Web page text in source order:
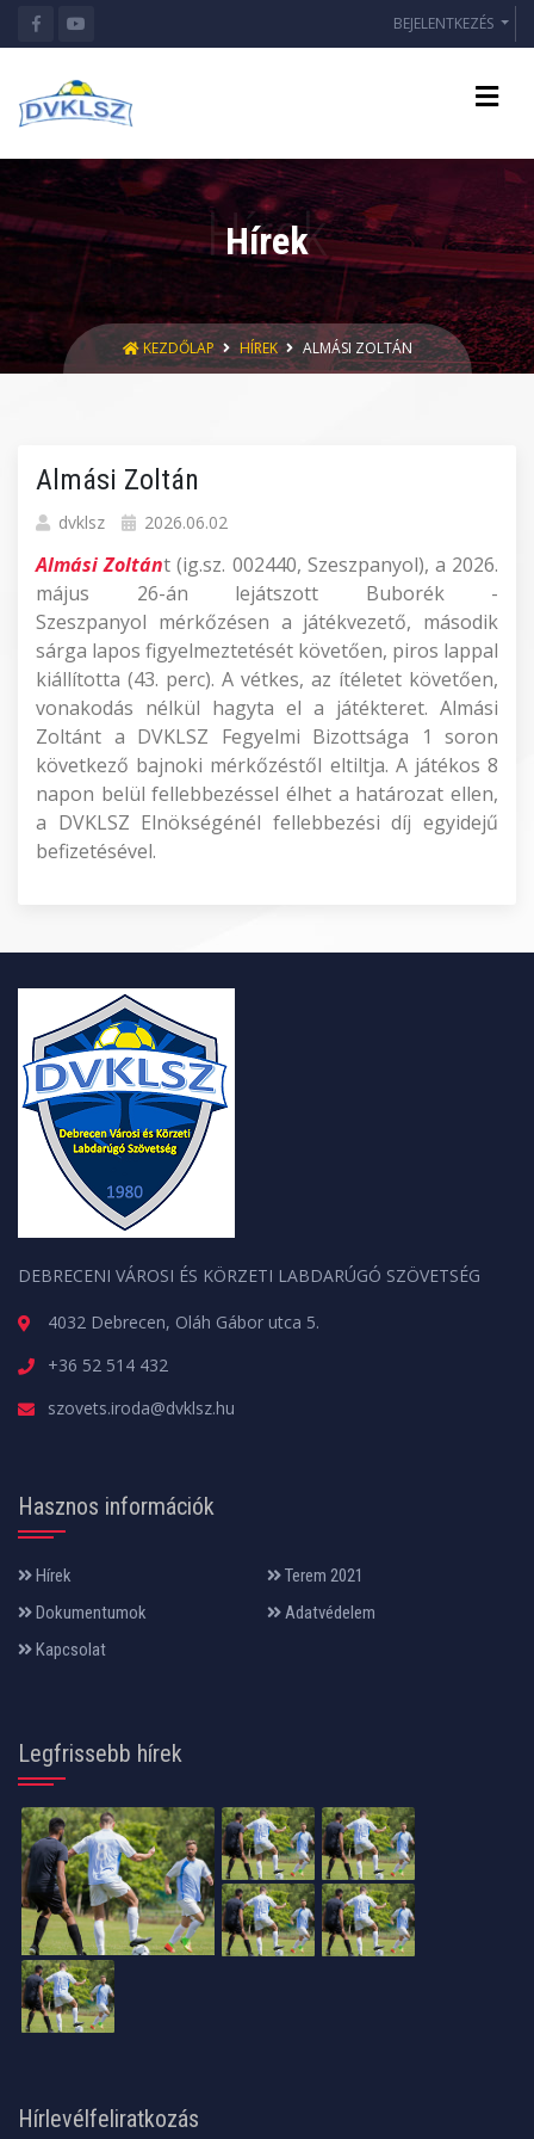
BEJELENTKEZÉS
Hírek
KEZDŐLAP HÍREK ALMÁSI ZOLTÁN
Almási Zoltán
dvklsz 2026.06.02
Almási Zoltánt (ig.sz. 002440, Szeszpanyol), a 2026.
május 26-án lejátszott Buborék -
Szeszpanyol mérkőzésen a játékvezető, második
sárga lapos figyelmeztetését követően, piros lappal
kiállította (43. perc). A vétkes, az ítéletet követően,
vonakodás nélkül hagyta el a játékteret. Almási
Zoltánt a DVKLSZ Fegyelmi Bizottsága 1 soron
következő bajnoki mérkőzéstől eltiltja. A játékos 8
napon belül fellebbezéssel élhet a határozat ellen,
a DVKLSZ Elnökségénél fellebbezési díj egyidejű
befizetésével.
DEBRECENI VÁROSI ÉS KÖRZETI LABDARÚGÓ SZÖVETSÉG
4032 Debrecen, Oláh Gábor utca 5.
+36 52 514 432
szovets.iroda@dvklsz.hu
Hasznos információk
Hírek
Terem 2021
Dokumentumok
Adatvédelem
Kapcsolat
Legfrissebb hírek
Hírlevélfeliratkozás